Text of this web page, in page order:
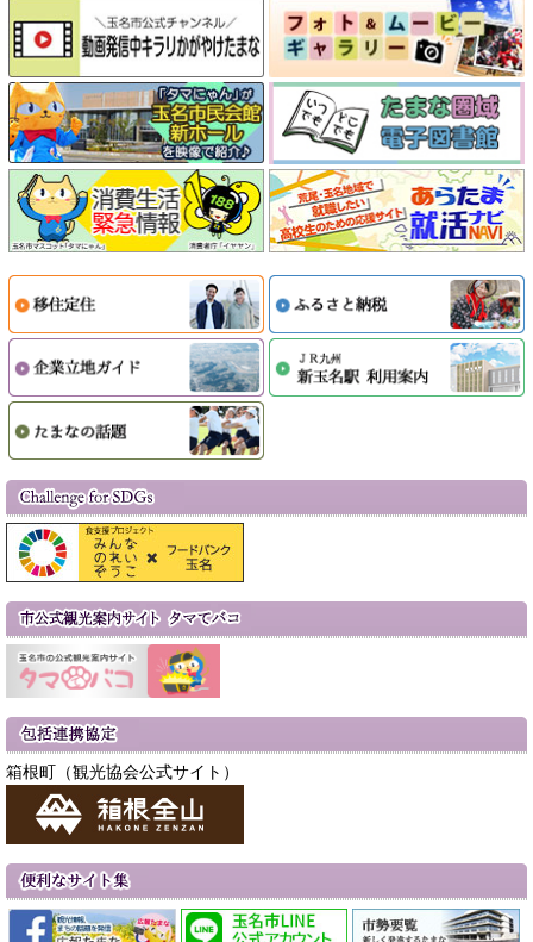
箱根町（観光協会公式サイト）